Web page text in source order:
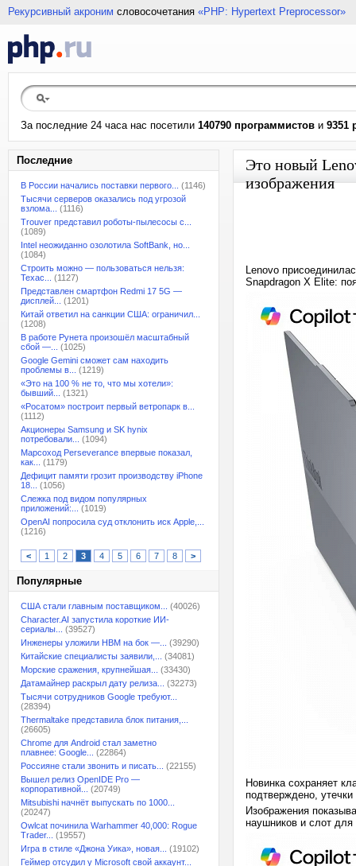
Рекурсивный акроним словосочетания «PHP: Hypertext Preprocessor»
За последние 24 часа нас посетили 140790 программистов и 9351
Последние
В России начались поставки первого...
(1146)
Тысячи серверов оказались под угрозой
взлома...
(1116)
Trouver представил роботы-пылесосы с...
(1089)
Intel неожиданно озолотила SoftBank, но...
(1084)
Строить можно — пользоваться нельзя:
Техас...
(1127)
Представлен смартфон Redmi 17 5G —
дисплей...
(1201)
Китай ответил на санкции США: ограничил...
(1208)
В работе Рунета произошёл масштабный
сбой —...
(1025)
Google Gemini сможет сам находить
проблемы в...
(1219)
«Это на 100 % не то, что мы хотели»:
бывший...
(1321)
«Росатом» построит первый ветропарк в...
(1112)
Акционеры Samsung и SK hynix
потребовали...
(1094)
Марсоход Perseverance впервые показал,
как...
(1179)
Дефицит памяти грозит производству iPhone
18...
(1056)
Слежка под видом популярных
приложений:...
(1019)
OpenAI попросила суд отклонить иск Apple,...
(1216)
< 1 2 3 4 5 6 7 8 >
Популярные
США стали главным поставщиком...
(40026)
Character.AI запустила короткие ИИ-
сериалы...
(39527)
Инженеры уложили HBM на бок —...
(39290)
Китайские специалисты заявили,...
(34081)
Морские сражения, крупнейшая...
(33430)
Датамайнер раскрыл дату релиза...
(32273)
Тысячи сотрудников Google требуют...
(28394)
Thermaltake представила блок питания,...
(26605)
Chrome для Android стал заметно
плавнее: Google...
(22864)
Россияне стали звонить и писать...
(22155)
Вышел релиз OpenIDE Pro —
корпоративной...
(20749)
Mitsubishi начнёт выпускать по 1000...
(20247)
Owlcat починила Warhammer 40,000: Rogue
Trader...
(19557)
Игра в стиле «Джона Уика», новая...
(19102)
Геймер отсудил у Microsoft свой аккаунт...
Это новый
изображения
Lenovo
Snapdragon X Elite:
Новинка сохраняет
подтверждено,
Изображения
наушников и слот для